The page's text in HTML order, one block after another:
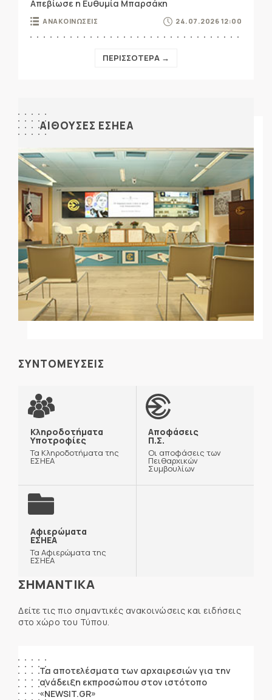
Απεβίωσε η Ευθυμία Μπαρσάκη
ΑΝΑΚΟΙΝΩΣΕΙΣ 24.07.2026 12:00
ΠΕΡΙΣΣΟΤΕΡΑ →
ΑΙΘΟΥΣΕΣ ΕΣΗΕΑ
ΣΥΝΤΟΜΕΥΣΕΙΣ
Κληροδοτήματα
Υποτροφίες
Τα Κληροδοτήματα της
ΕΣΗΕΑ
Αποφάσεις
Π.Σ.
Οι αποφάσεις των
Πειθαρχικών
Συμβουλίων
Αφιερώματα
ΕΣΗΕΑ
Τα Αφιερώματα της
ΕΣΗΕΑ
ΣΗΜΑΝΤΙΚΑ
Δείτε τις πιο σημαντικές ανακοινώσεις και ειδήσεις
στο χώρο του Τύπου.
Τα αποτελέσματα των αρχαιρεσιών για την
ανάδειξη εκπροσώπου στον ιστότοπο
«NEWSIT.GR»